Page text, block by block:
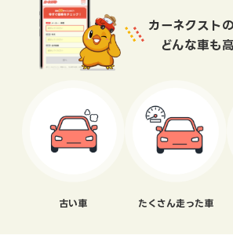
カーネクスト
どんな車も
古い車 たくさん走った車